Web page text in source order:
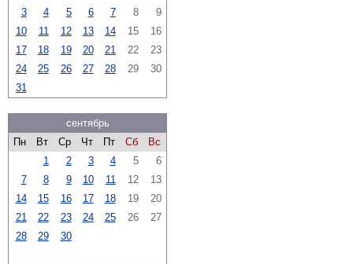
3
4 5 6 7 8
9
10
11 12 13 14 15
16
17
18 19 20 21 22
23
24
25 26 27 28 29
30
31
сентябрь
Пн
Вт Ср Чт Пт Сб
Вс
1
2 3 4 5
6
7
8 9 10 11 12
13
14
15 16 17 18 19
20
21
22 23 24 25 26
27
28
29 30